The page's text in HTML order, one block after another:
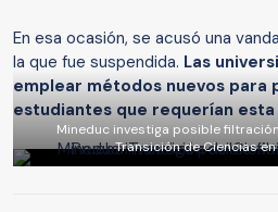
En esa ocasión, se acusó una
la que fue suspendida. Las
emplear métodos nuevos para
estudiantes que requerían
Mineduc investiga posible
Transición de Ciencias